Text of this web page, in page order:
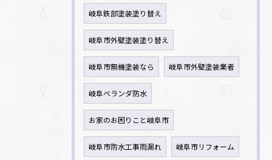
岐阜鉄部塗装塗り替え
岐阜市外壁塗装塗り替え
岐阜市無機塗装なら 岐阜市外壁塗装業者
岐阜ベランダ防水
お家のお困りこと岐阜市
岐阜市防水工事雨漏れ 岐阜市リフォーム